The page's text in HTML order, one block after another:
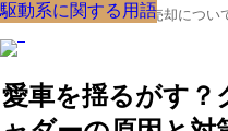
クルマの大辞典、購入･売却につい
愛車を揺るがす？
駆動系に関する用語
駆動系に関する用語
駆動系に関する用語
駆動系に関する用語
駆動系に関する用語
駆動系に関する用語
駆動系に関する用語
駆動系に関する用語
駆動系に関する用語